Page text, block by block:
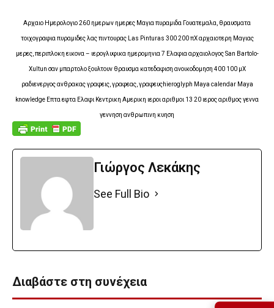
Αρχαιο Ημερολογιο 260 ημερων ημερες Μαγια πυραμιδα Γουατεμαλα, θραυσματα
τοιχογραφια πυραμιδες λας πιντουρας Las Pinturas 300 200 πΧ αρχαιοτερη Μαγιας
μερες, περιπλοκη εικονα – ιερογλυφικα ημερομηνια 7 Ελαφια αρχαιολογος San Bartolo-
Xultun σαν μπαρτολο ξουλτουν θραυσμα κατεδαφιση ανοικοδομηση 400 100 μΧ
ραδιενεργος ανθρακας γραφεις, γραφεας, γραφευςhieroglyph Maya calendar Maya
knowledge Επτα εφτα Ελαφι Κεντρικη Αμερικη ιεροι αριθμοι 13 20 ιερος αριθμος γεννα
γεννηση ανθρωπινη κυηση
Γιώργος Λεκάκης
See Full Bio
Διαβάστε στη συνέχεια